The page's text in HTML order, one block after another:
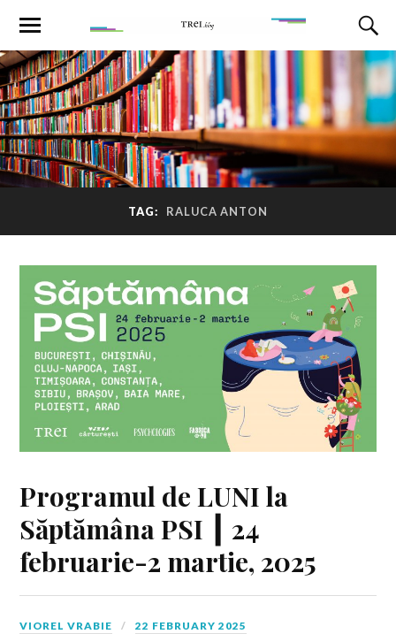
TAG: RALUCA ANTON
Programul de LUNI la
Săptămâna PSI ┃ 24
februarie-2 martie, 2025
VIOREL VRABIE 22 FEBRUARY 2025